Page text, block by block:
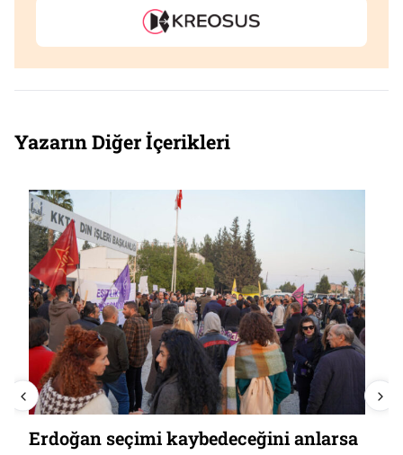
Yazarın Diğer İçerikleri
Erdoğan seçimi kaybedeceğini anlarsa